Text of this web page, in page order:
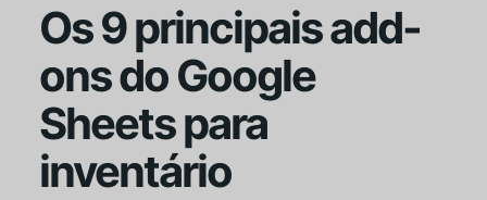
Os 9 principais add-
ons do Google
Sheets para
inventário